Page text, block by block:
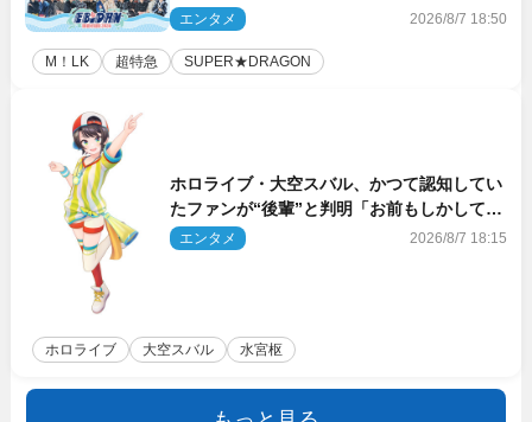
開！ 開催記念グッズラインナップも
エンタメ 2026/8/7 18:50
M！LK 超特急 SUPER★DRAGON
ホロライブ・大空スバル、かつて認知してい
たファンが“後輩”と判明「お前もしかしてあ
のときの？」
エンタメ 2026/8/7 18:15
ホロライブ 大空スバル 水宮枢